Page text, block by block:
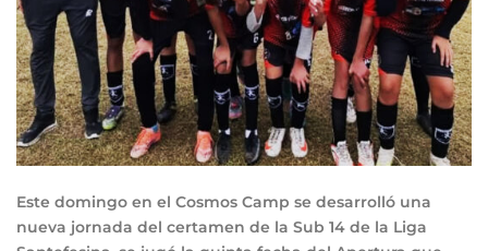
Este domingo en el Cosmos Camp se desarrolló una
nueva jornada del certamen de la Sub 14 de la Liga